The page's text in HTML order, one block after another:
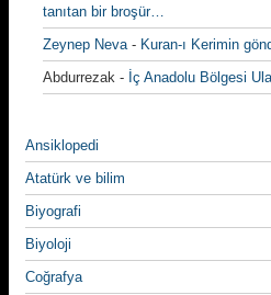
tanıtan bir broşür…
Zeynep Neva- Kuran-ı Kerimin
Abdurrezak - İç Anadolu Bölgesi
Ansiklopedi
Atatürk ve bilim
Biyografi
Biyoloji
Coğrafya